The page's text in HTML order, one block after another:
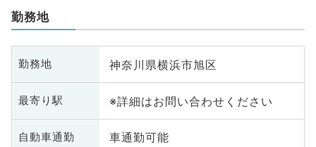
勤務地
勤務地 神奈川県横浜市旭区
最寄り駅 ※詳細はお問い合わせください
自動車通勤 車通勤可能